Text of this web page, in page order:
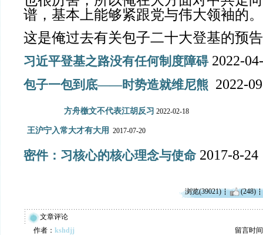
谱，基本上能够紧跟党与伟大领袖的。
这是俺过去有关包子二十大登基的预
习近平登基之路没有任何制度障碍2022-
包子一包到底——时势造就维尼熊 2022-
方舟檄文不代表江胡反习 2022-02-18
王沪宁入常大才有大用 2017-07-20
密件：习核心的核心理念与使命2017-8-24
浏览(39021) (248)
文章评论
作者： kshdjj 留言时